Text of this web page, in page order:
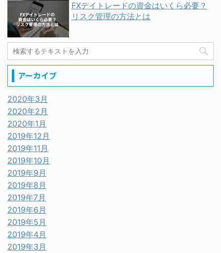
FXデイトレードの資金はいくら必要？
リスク管理の方法とは
アーカイブ
2020年3月
2020年2月
2020年1月
2019年12月
2019年11月
2019年10月
2019年9月
2019年8月
2019年7月
2019年6月
2019年5月
2019年4月
2019年3月